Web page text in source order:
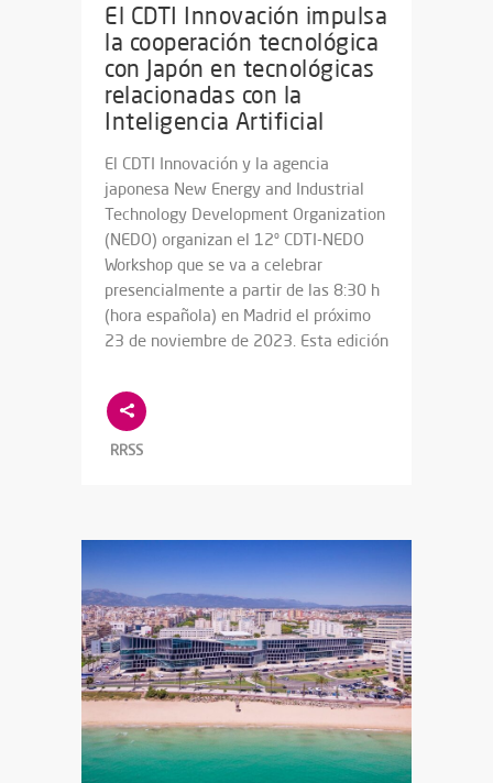
El CDTI Innovación impulsa
la cooperación tecnológica
con Japón en tecnológicas
relacionadas con la
Inteligencia Artificial
El CDTI Innovación y la agencia
japonesa New Energy and Industrial
Technology Development Organization
(NEDO) organizan el 12º CDTI-NEDO
Workshop que se va a celebrar
presencialmente a partir de las 8:30 h
(hora española) en Madrid el próximo
23 de noviembre de 2023. Esta edición
RRSS